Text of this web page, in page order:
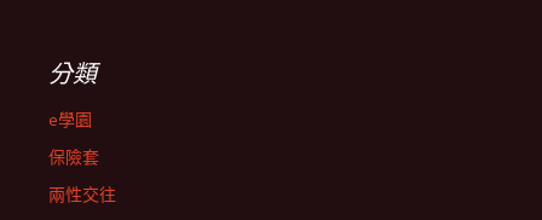
分類
e學園
保險套
兩性交往